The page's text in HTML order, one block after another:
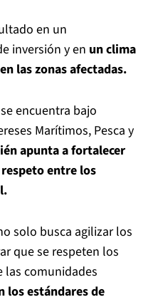
en un
inversión y en un clima
las zonas afectadas.
encuentra bajo
Marítimos, Pesca y
apunta a fortalecer
entre los
solo busca agilizar los
que se respeten los
las comunidades
los estándares de